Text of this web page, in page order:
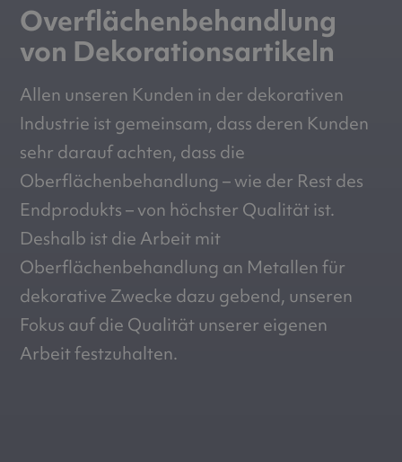
Overflächenbehandlung
von Dekorationsartikeln
Allen unseren Kunden in der dekorativen
Industrie ist gemeinsam, dass deren Kunden
sehr darauf achten, dass die
Oberflächenbehandlung – wie der Rest des
Endprodukts – von höchster Qualität ist.
Deshalb ist die Arbeit mit
Oberflächenbehandlung an Metallen für
dekorative Zwecke dazu gebend, unseren
Fokus auf die Qualität unserer eigenen
Arbeit festzuhalten.